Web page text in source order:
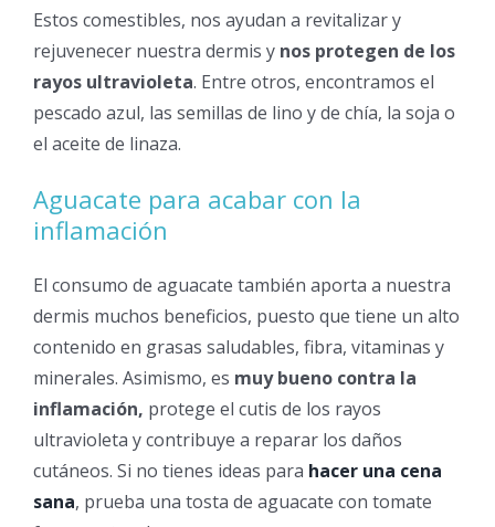
Estos comestibles, nos ayudan a revitalizar y
rejuvenecer nuestra dermis y nos protegen de los
rayos ultravioleta. Entre otros, encontramos el
pescado azul, las semillas de lino y de chía, la soja o
el aceite de linaza.
Aguacate para acabar con la
inflamación
El consumo de aguacate también aporta a nuestra
dermis muchos beneficios, puesto que tiene un alto
contenido en grasas saludables, fibra, vitaminas y
minerales. Asimismo, es muy bueno contra la
inflamación, protege el cutis de los rayos
ultravioleta y contribuye a reparar los daños
cutáneos. Si no tienes ideas para hacer una cena
sana, prueba una tosta de aguacate con tomate